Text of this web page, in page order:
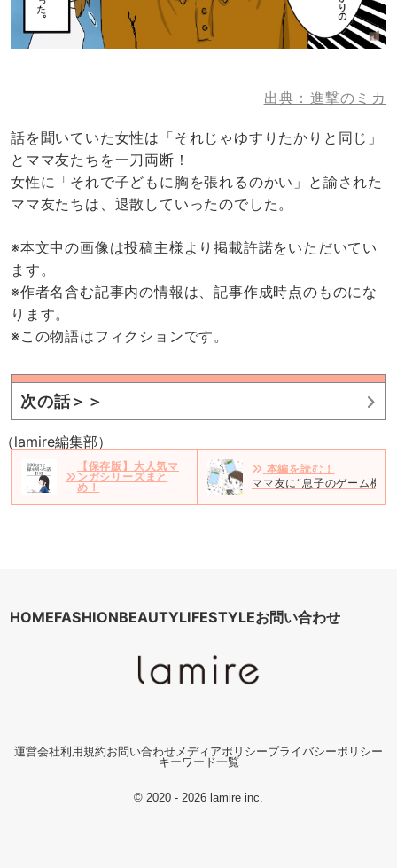
出典：進撃のミカ
話を聞いていた女性は「それじゃゆすりたかりと同じ」
とママ友たちを一刀両断！
女性に「それで子どもに胸を張れるのかい」と諭された
ママ友たちは、退散していったのでした。
※本文中の画像は投稿主様より掲載許諾をいただいてい
ます。
※作者名含む記事内の情報は、記事作成時点のものにな
ります。
※この物語はフィクションです。
次の話＞＞
（lamire編集部）
【保存版】大人気マ
ンガシリーズまと
め！
本編を読む！
ママ友に“息子のゲーム機
HOMEFASHIONBEAUTYLIFESTYLEお問い合わせ
運営会社利用規約お問い合わせ メディアポリシープライバシーポリシー
キーワード一覧
© 2020 - 2026 lamire inc.